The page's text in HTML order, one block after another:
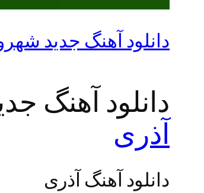
دانلود آهنگ جدید
دانلود آهنگ
آذری
دانلود آهنگ آذری